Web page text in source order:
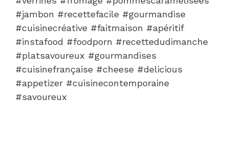
#jambon #recettefacile #gourmandise
#cuisinecréative #faitmaison #apéritif
#instafood #foodporn #recettedudimanche
#platsavoureux #gourmandises
#cuisinefrançaise #cheese #delicious
#appetizer #cuisinecontemporaine
#savoureux